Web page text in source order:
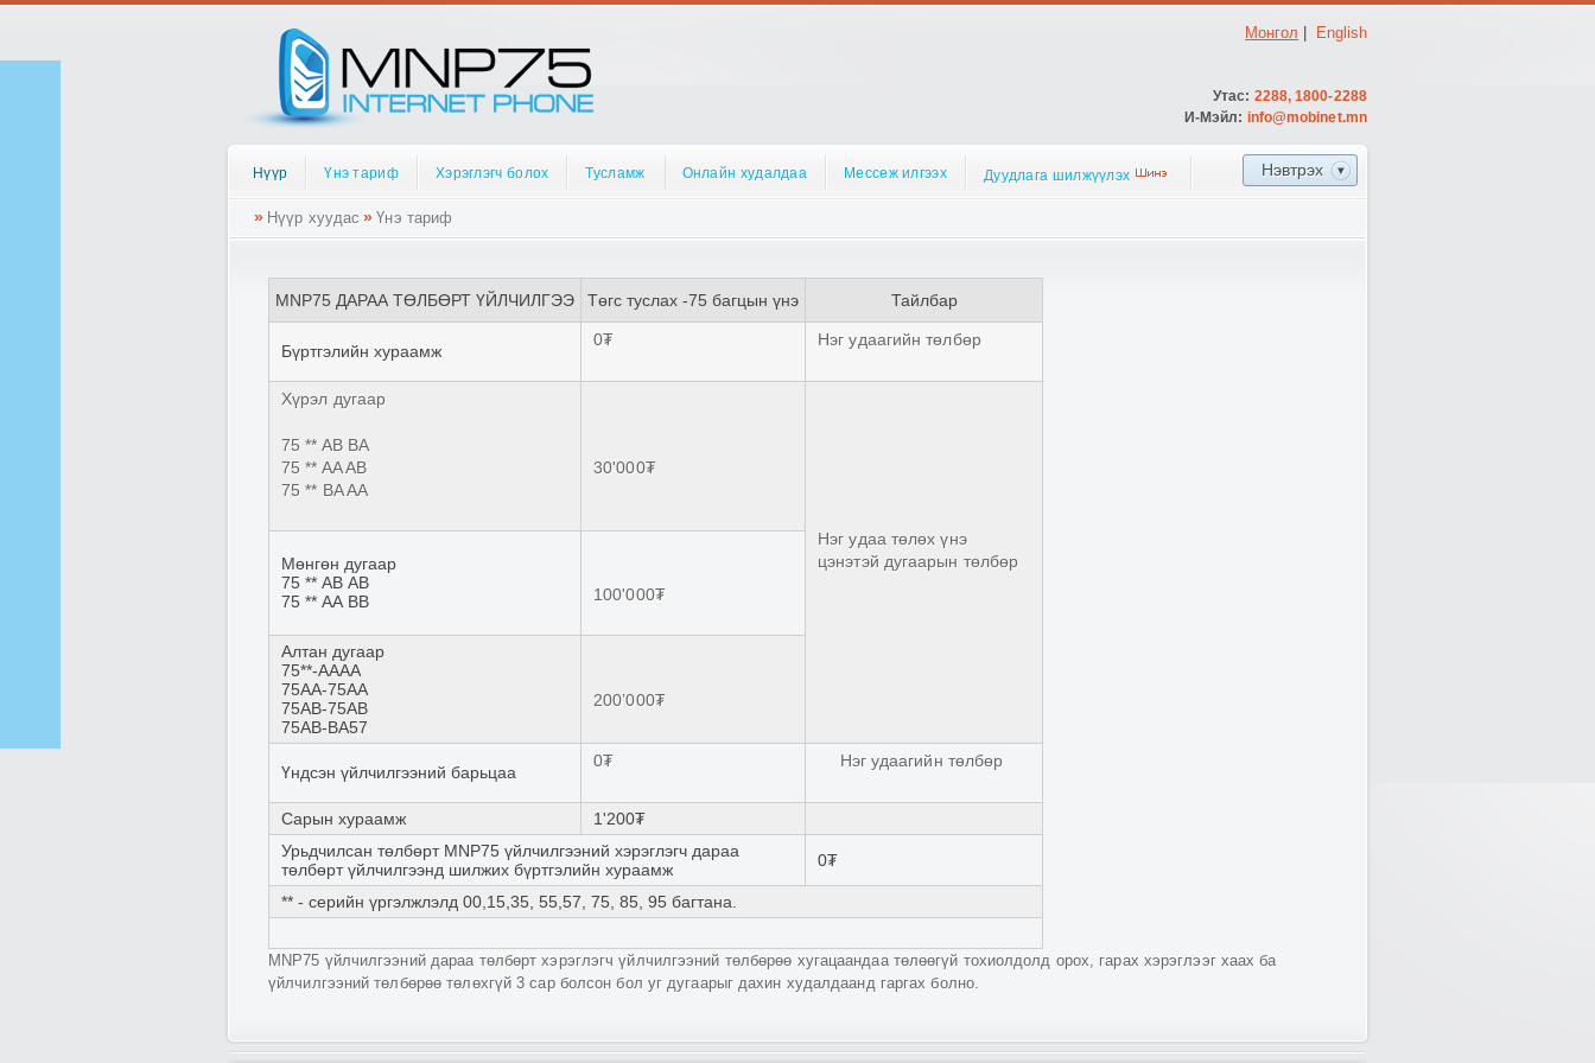
Утас: 2288, 1800-2288
И-Мэйл: info@mobinet.mn
Монгол English
Нүүр Үнэ тариф Хэрэглэгч болох Тусламж Онлайн худалдаа Мессеж илгээх Дуудлага шилжүүлэх Нэвтрэх
» Нүүр хуудас » Үнэ тариф
MNP75 ДАРАА ТӨЛБӨРТ ҮЙЛЧИЛГЭЭ Төгс туслах -75 багцын үнэ Тайлбар
Бүртгэлийн хураамж
0₮ Нэг удаагийн төлбөр
Хүрэл дугаар
75 ** AB BA
75 ** AA AB
75 ** BA AA
30'000₮
Нэг удаа төлөх үнэ
цэнэтэй дугаарын төлбөр
Мөнгөн дугаар
75 ** АВ АВ
75 ** АА BB
100'000₮
Алтан дугаар
75**-AAAA
75AA-75AA
75AB-75AB
75AB-BA57
200’000₮
Үндсэн үйлчилгээний барьцаа
0₮ Нэг удаагийн төлбөр
Сарын хураамж
1'200₮
Урьдчилсан төлбөрт MNP75 үйлчилгээний хэрэглэгч дараа
төлбөрт үйлчилгээнд шилжих бүртгэлийн хураамж
0₮
** - серийн үргэлжлэлд 00,15,35, 55,57, 75, 85, 95 багтана.
MNP75 үйлчилгээний дараа төлбөрт хэрэглэгч үйлчилгээний төлбөрөө хугацаандаа төлөөгүй тохиолдолд орох, гарах хэрэглээг хаах ба
үйлчилгээний төлбөрөө төлөхгүй 3 сар болсон бол уг дугаарыг дахин худалдаанд гаргах болно.